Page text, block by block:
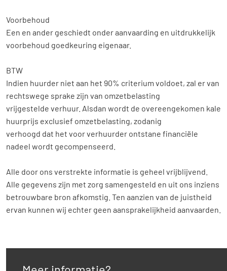
Voorbehoud
Een en ander geschiedt onder aanvaarding en uitdrukkelijk
voorbehoud goedkeuring eigenaar.
BTW
Indien huurder niet aan het 90% criterium voldoet, zal er van
rechtswege sprake zijn van omzetbelasting
vrijgestelde verhuur. Alsdan wordt de overeengekomen kale
huurprijs exclusief omzetbelasting, zodanig
verhoogd dat het voor verhuurder ontstane financiële
nadeel wordt gecompenseerd.
Alle door ons verstrekte informatie is geheel vrijblijvend.
Alle gegevens zijn met zorg samengesteld en uit ons inziens
betrouwbare bron afkomstig. Ten aanzien van de juistheid
ervan kunnen wij echter geen aansprakelijkheid aanvaarden.